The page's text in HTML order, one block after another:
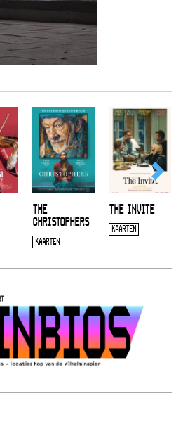
THE
CHRISTOPHERS
KAARTEN
THE INVITE
KAARTEN